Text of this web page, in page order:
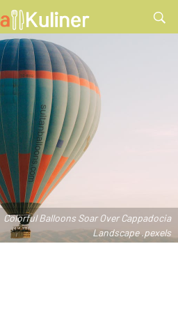
Colorful Balloons Soar Over Cappadocia
Landscape .pexels